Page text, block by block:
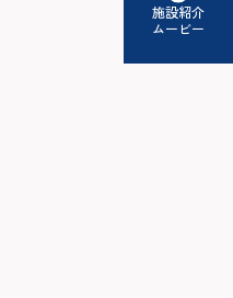
施設紹介
ムービー